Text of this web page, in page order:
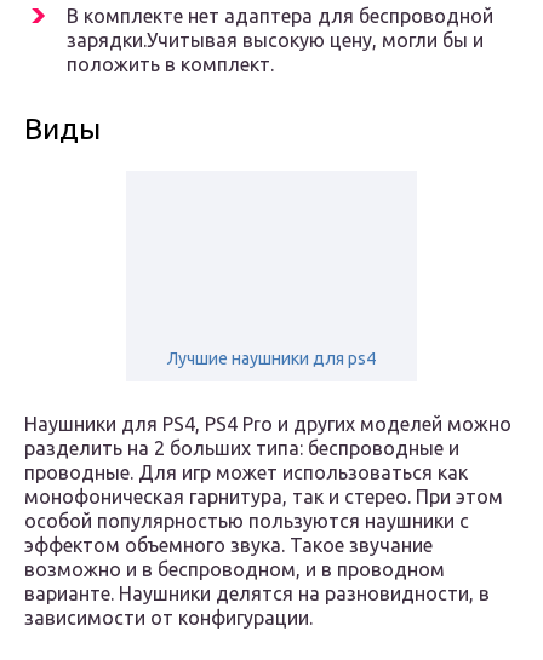
В комплекте нет адаптера для беспроводной
зарядки.Учитывая высокую цену, могли бы и
положить в комплект.
Виды
Лучшие наушники для ps4
Наушники для PS4, PS4 Pro и других моделей можно
разделить на 2 больших типа: беспроводные и
проводные. Для игр может использоваться как
монофоническая гарнитура, так и стерео. При этом
особой популярностью пользуются наушники с
эффектом объемного звука. Такое звучание
возможно и в беспроводном, и в проводном
варианте. Наушники делятся на разновидности, в
зависимости от конфигурации.